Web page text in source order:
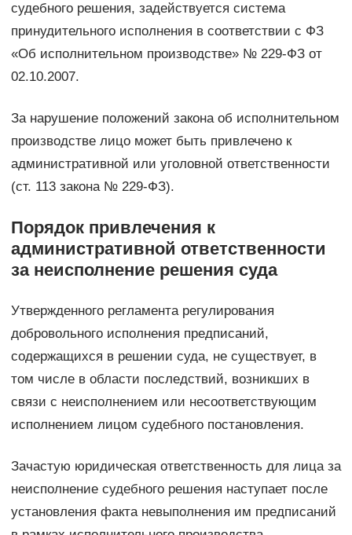
судебного решения, задействуется система
принудительного исполнения в соответствии с ФЗ
«Об исполнительном производстве» № 229-ФЗ от
02.10.2007.
За нарушение положений закона об исполнительном
производстве лицо может быть привлечено к
административной или уголовной ответственности
(ст. 113 закона № 229-ФЗ).
Порядок привлечения к
административной ответственности
за неисполнение решения суда
Утвержденного регламента регулирования
добровольного исполнения предписаний,
содержащихся в решении суда, не существует, в
том числе в области последствий, возникших в
связи с неисполнением или несоответствующим
исполнением лицом судебного постановления.
Зачастую юридическая ответственность для лица за
неисполнение судебного решения наступает после
установления факта невыполнения им предписаний